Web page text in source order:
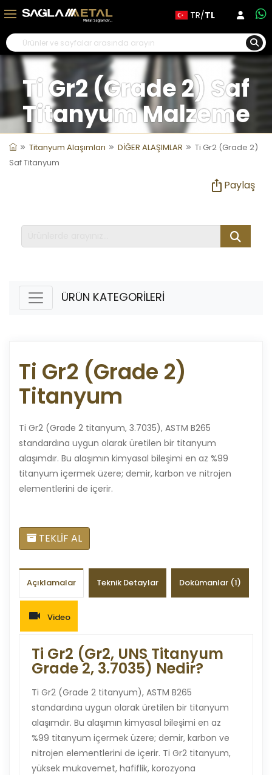
TR/TL
Ti Gr2 (Grade 2) Saf
Titanyum Malzeme
Titanyum Alaşımları DİĞER ALAŞIMLAR
Ti Gr2 (Grade 2)
Saf Titanyum
Paylaş
ÜRÜN KATEGORİLERİ
Ti Gr2 (Grade 2)
Titanyum
Ti Gr2 (Grade 2 titanyum, 3.7035), ASTM B265
standardına uygun olarak üretilen bir titanyum
alaşımdır. Bu alaşımın kimyasal bileşimi en az %99
titanyum içermek üzere; demir, karbon ve nitrojen
elementlerini de içerir.
TEKLİF AL
Açıklamalar Teknik Detaylar Dokümanlar (1)
Video
Ti Gr2 (Gr2, UNS Titanyum
Grade 2, 3.7035) Nedir?
Ti Gr2 (Grade 2 titanyum), ASTM B265
standardına uygun olarak üretilen bir titanyum
alaşımdır. Bu alaşımın kimyasal bileşimi en az
%99 titanyum içermek üzere; demir, karbon ve
nitrojen elementlerini de içerir. Ti Gr2 titanyum,
yüksek mukavemet, hafiflik, korozyona